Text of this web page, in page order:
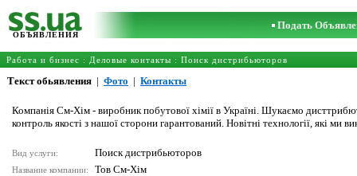
ОБЪЯВЛЕНИЯ
Подать
Работа и бизнес : Деловые контакты : Поиск дистрибьюторов
Текст обьявления | Фото | Контакты
Компанія См-Хім - виробник побутової хімії в Україні. Шукаємо
контроль якості з нашої сторони гарантований. Новітні технології, які
Вид услуги: Поиск дистрибьюторов
Название компании: Тов См-Хім